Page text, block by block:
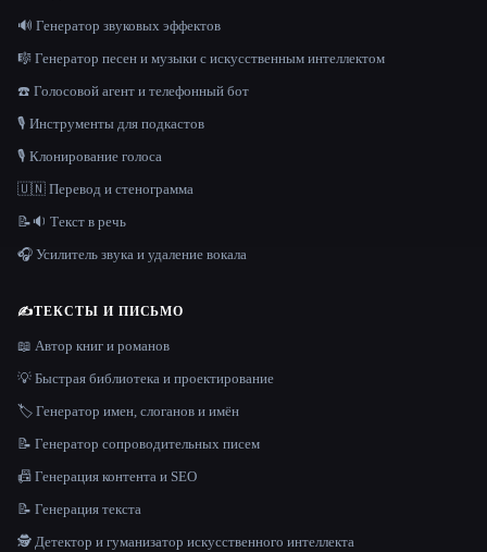
🔊 Генератор звуковых эффектов
🎼 Генератор песен и музыки с искусственным интеллектом
☎️ Голосовой агент и телефонный бот
🎙️ Инструменты для подкастов
🎙️ Клонирование голоса
🇺🇳 Перевод и стенограмма
📝🔉 Текст в речь
🎧 Усилитель звука и удаление вокала
✍️ТЕКСТЫ И ПИСЬМО
📖 Автор книг и романов
💡 Быстрая библиотека и проектирование
🏷️ Генератор имен, слоганов и имён
📝 Генератор сопроводительных писем
📠 Генерация контента и SEO
📝 Генерация текста
🕵️ Детектор и гуманизатор искусственного интеллекта